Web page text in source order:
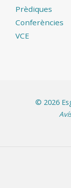
Prèdiques
Conferències
VCE
© 2026